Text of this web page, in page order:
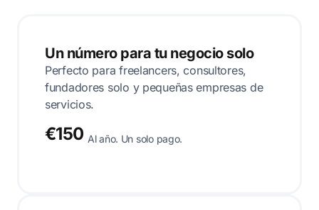
Un número para tu negocio solo
Perfecto para freelancers, consultores,
fundadores solo y pequeñas empresas de
servicios.
€150 Al año. Un solo pago.